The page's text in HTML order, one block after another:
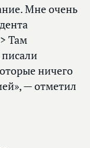
Мне очень
Там
ничего
— отметил